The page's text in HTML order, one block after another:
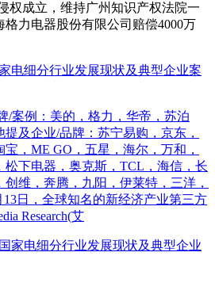
权成立，维持广州知识产权法院一
力电器股份有限公司赔偿4000万
电细分行业发展现状及典型企业案
/案例：美的，格力，华帝，苏泊
及企业/品牌：苏宁易购，京东，
，ME GO，五星，海尔，万和，
松下电器，奥克斯，TCL，海信，长
维，奔腾，九阳，伊莱特，三洋，
13日，全球知名的新经济产业第三方
Research(艾